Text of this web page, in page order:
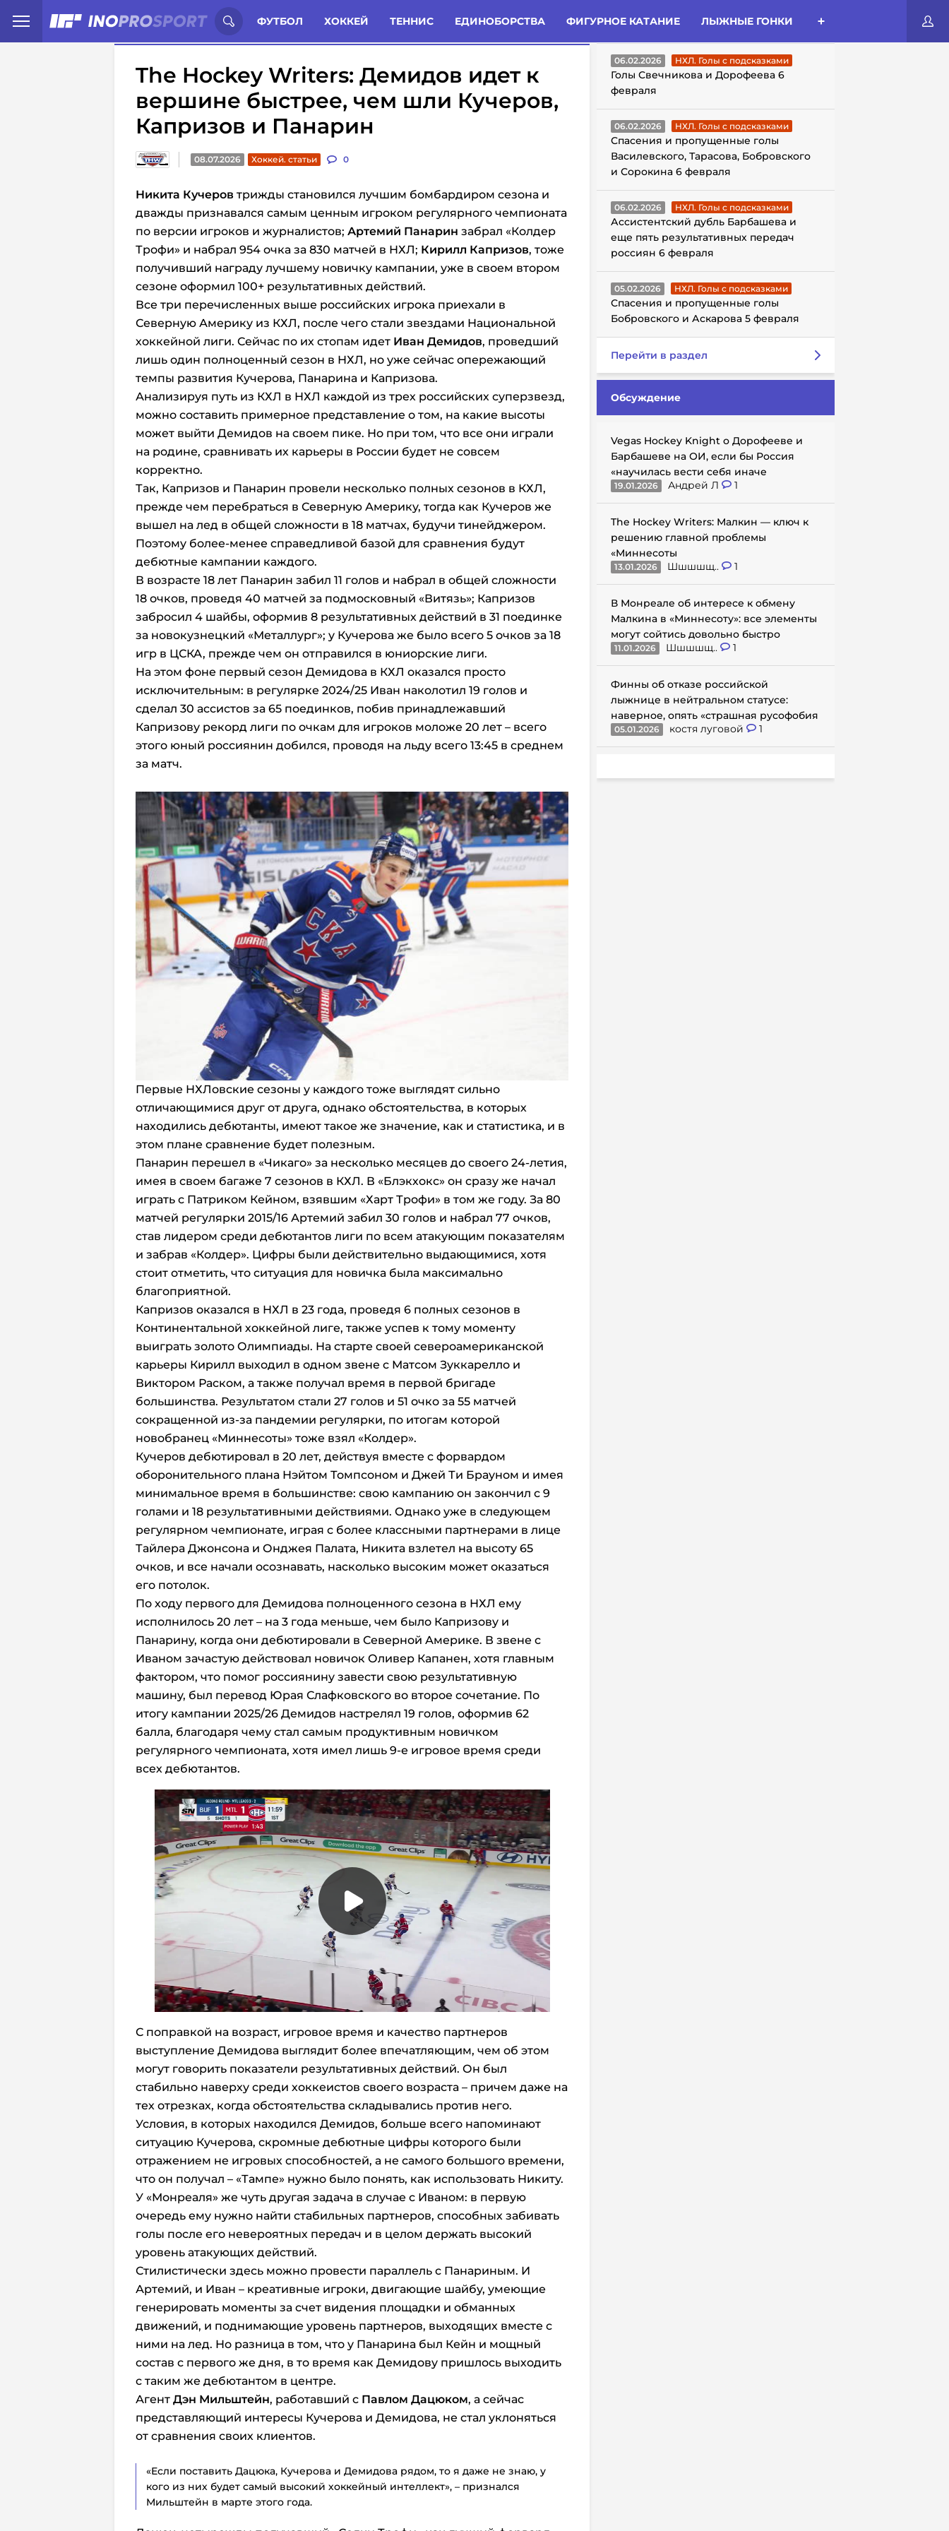
ФУТБОЛ ХОККЕЙ ТЕННИС ЕДИНОБОРСТВА ФИГУРНОЕ КАТАНИЕ ЛЫЖНЫЕ ГОНКИ
Иностранцы о спорте России: Статьи Комменты Новости
The Hockey Writers: Демидов идет к
вершине быстрее, чем шли Кучеров,
Капризов и Панарин
08.07.2026 Хоккей. статьи 0
Никита Кучеров трижды становился лучшим бомбардиром сезона и
дважды признавался самым ценным игроком регулярного чемпионата
по версии игроков и журналистов; Артемий Панарин забрал «Колдер
Трофи» и набрал 954 очка за 830 матчей в НХЛ; Кирилл Капризов, тоже
получивший награду лучшему новичку кампании, уже в своем втором
сезоне оформил 100+ результативных действий.
Все три перечисленных выше российских игрока приехали в
Северную Америку из КХЛ, после чего стали звездами Национальной
хоккейной лиги. Сейчас по их стопам идет Иван Демидов, проведший
лишь один полноценный сезон в НХЛ, но уже сейчас опережающий
темпы развития Кучерова, Панарина и Капризова.
Анализируя путь из КХЛ в НХЛ каждой из трех российских суперзвезд,
можно составить примерное представление о том, на какие высоты
может выйти Демидов на своем пике. Но при том, что все они играли
на родине, сравнивать их карьеры в России будет не совсем
корректно.
Так, Капризов и Панарин провели несколько полных сезонов в КХЛ,
прежде чем перебраться в Северную Америку, тогда как Кучеров же
вышел на лед в общей сложности в 18 матчах, будучи тинейджером.
Поэтому более-менее справедливой базой для сравнения будут
дебютные кампании каждого.
В возрасте 18 лет Панарин забил 11 голов и набрал в общей сложности
18 очков, проведя 40 матчей за подмосковный «Витязь»; Капризов
забросил 4 шайбы, оформив 8 результативных действий в 31 поединке
за новокузнецкий «Металлург»; у Кучерова же было всего 5 очков за 18
игр в ЦСКА, прежде чем он отправился в юниорские лиги.
На этом фоне первый сезон Демидова в КХЛ оказался просто
исключительным: в регулярке 2024/25 Иван наколотил 19 голов и
сделал 30 ассистов за 65 поединков, побив принадлежавший
Капризову рекорд лиги по очкам для игроков моложе 20 лет – всего
этого юный россиянин добился, проводя на льду всего 13:45 в среднем
за матч.
Первые НХЛовские сезоны у каждого тоже выглядят сильно
отличающимися друг от друга, однако обстоятельства, в которых
находились дебютанты, имеют такое же значение, как и статистика, и в
этом плане сравнение будет полезным.
Панарин перешел в «Чикаго» за несколько месяцев до своего 24-летия,
имея в своем багаже 7 сезонов в КХЛ. В «Блэкхокс» он сразу же начал
играть с Патриком Кейном, взявшим «Харт Трофи» в том же году. За 80
матчей регулярки 2015/16 Артемий забил 30 голов и набрал 77 очков,
став лидером среди дебютантов лиги по всем атакующим показателям
и забрав «Колдер». Цифры были действительно выдающимися, хотя
стоит отметить, что ситуация для новичка была максимально
благоприятной.
Капризов оказался в НХЛ в 23 года, проведя 6 полных сезонов в
Континентальной хоккейной лиге, также успев к тому моменту
выиграть золото Олимпиады. На старте своей североамериканской
карьеры Кирилл выходил в одном звене с Матсом Зуккарелло и
Виктором Раском, а также получал время в первой бригаде
большинства. Результатом стали 27 голов и 51 очко за 55 матчей
сокращенной из-за пандемии регулярки, по итогам которой
новобранец «Миннесоты» тоже взял «Колдер».
Кучеров дебютировал в 20 лет, действуя вместе с форвардом
оборонительного плана Нэйтом Томпсоном и Джей Ти Брауном и имея
минимальное время в большинстве: свою кампанию он закончил с 9
голами и 18 результативными действиями. Однако уже в следующем
регулярном чемпионате, играя с более классными партнерами в лице
Тайлера Джонсона и Онджея Палата, Никита взлетел на высоту 65
очков, и все начали осознавать, насколько высоким может оказаться
его потолок.
По ходу первого для Демидова полноценного сезона в НХЛ ему
исполнилось 20 лет – на 3 года меньше, чем было Капризову и
Панарину, когда они дебютировали в Северной Америке. В звене с
Иваном зачастую действовал новичок Оливер Капанен, хотя главным
фактором, что помог россиянину завести свою результативную
машину, был перевод Юрая Слафковского во второе сочетание. По
итогу кампании 2025/26 Демидов настрелял 19 голов, оформив 62
балла, благодаря чему стал самым продуктивным новичком
регулярного чемпионата, хотя имел лишь 9-е игровое время среди
всех дебютантов.
С поправкой на возраст, игровое время и качество партнеров
выступление Демидова выглядит более впечатляющим, чем об этом
могут говорить показатели результативных действий. Он был
стабильно наверху среди хоккеистов своего возраста – причем даже на
тех отрезках, когда обстоятельства складывались против него.
Условия, в которых находился Демидов, больше всего напоминают
ситуацию Кучерова, скромные дебютные цифры которого были
отражением не игровых способностей, а не самого большого времени,
что он получал – «Тампе» нужно было понять, как использовать Никиту.
У «Монреаля» же чуть другая задача в случае с Иваном: в первую
очередь ему нужно найти стабильных партнеров, способных забивать
голы после его невероятных передач и в целом держать высокий
уровень атакующих действий.
Стилистически здесь можно провести параллель с Панариным. И
Артемий, и Иван – креативные игроки, двигающие шайбу, умеющие
генерировать моменты за счет видения площадки и обманных
движений, и поднимающие уровень партнеров, выходящих вместе с
ними на лед. Но разница в том, что у Панарина был Кейн и мощный
состав с первого же дня, в то время как Демидову пришлось выходить
с таким же дебютантом в центре.
Агент Дэн Мильштейн, работавший с Павлом Дацюком, а сейчас
представляющий интересы Кучерова и Демидова, не стал уклоняться
от сравнения своих клиентов.
«Если поставить Дацюка, Кучерова и Демидова рядом, то я даже не знаю, у
кого из них будет самый высокий хоккейный интеллект», – признался
Мильштейн в марте этого года.
ГОЛЫ С ПОДСКАЗКАМИ
06.02.2026 НХЛ. Голы с подсказками
Голы Свечникова и Дорофеева 6
февраля
06.02.2026 НХЛ. Голы с подсказками
Спасения и пропущенные голы
Василевского, Тарасова, Бобровского
и Сорокина 6 февраля
06.02.2026 НХЛ. Голы с подсказками
Ассистентский дубль Барбашева и
еще пять результативных передач
россиян 6 февраля
05.02.2026 НХЛ. Голы с подсказками
Спасения и пропущенные голы
Бобровского и Аскарова 5 февраля
Перейти в раздел
Обсуждение
Vegas Hockey Knight о Дорофееве и
Барбашеве на ОИ, если бы Россия
«научилась вести себя иначе
19.01.2026 Андрей Л 1
The Hockey Writers: Малкин — ключ к
решению главной проблемы
«Миннесоты
13.01.2026 Шшшшщ.. 1
В Монреале об интересе к обмену
Малкина в «Миннесоту»: все элементы
могут сойтись довольно быстро
11.01.2026 Шшшшщ.. 1
Финны об отказе российской
лыжнице в нейтральном статусе:
наверное, опять «страшная русофобия
05.01.2026 костя луговой 1